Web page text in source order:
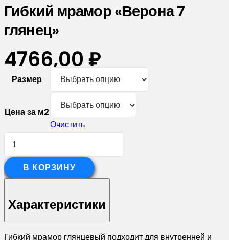
Гибкий мрамор «Верона 7
глянец»
4766,00 ₽
Размер
Цена за м2
Очистить
Количество
Гибкий
мрамор
7
глянец"
В КОРЗИНУ
Характеристики
Гибкий мрамор глянцевый подходит для внутренней и